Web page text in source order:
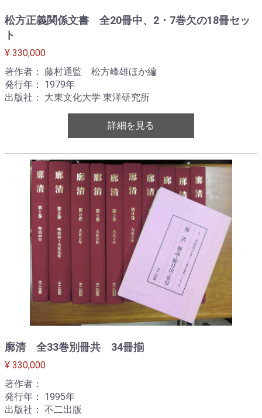
松方正義関係文書 全20冊中、2・7巻欠の18冊セッ
ト
¥ 330,000
著作者： 藤村通監 松方峰雄ほか編
発行年： 1979年
出版社： 大東文化大学 東洋研究所
詳細を見る
廓清 全33巻別冊共 34冊揃
¥ 330,000
著作者：
発行年： 1995年
出版社： 不二出版